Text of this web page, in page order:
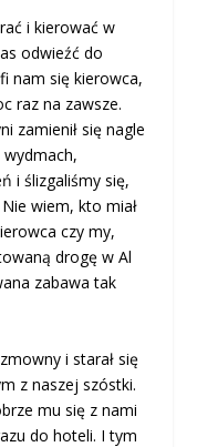
i kierować w
odwieźć do
nam się kierowca,
raz na zawsze.
zamienił się nagle
i ślizgaliśmy się,
wiem, kto miał
czy my,
drogę w Al
zabawa tak
i starał się
z naszej szóstki.
mu się z nami
do hoteli. I tym